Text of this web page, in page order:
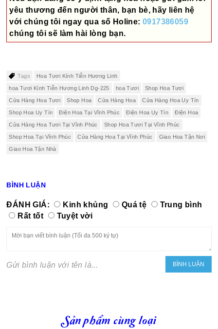
yêu thương đến người thân, bạn bè, hãy liên hệ
với chúng tôi ngay qua số Holine:0917386059
chúng tôi sẽ làm hài lòng bạn.
Tags Hoa Tươi Kính Tiễn Hương Linh
hoa Tươi Kính Tiễn Hương Linh Dg-225 hoa Tươi Shop Hoa Tươi
Cửa Hàng Hoa Tươi Shop Hoa Cửa Hàng Hoa Cửa Hàng Hoa Uy Tín
Shop Hoa Uy Tín Điện Hoa Tại Vĩnh Phúc Điện Hoa Uy Tín Điện Hoa
Cửa Hàng Hoa Tươi Tại Vĩnh Phúc Shop Hoa Tươi Tại Vĩnh Phúc
Shop Hoa Tại Vĩnh Phúc Cửa Hàng Hoa Tại Vĩnh Phúc Giao Hoa Tận Nơi
Giao Hoa Tận Nhà
BÌNH LUẬN
ĐÁNH GIÁ: Kinh khủng Quá tệ
Trung bình
Rất tốt
Tuyệt vời
Gửi bình luận với tên là...
Sản phẩm cùng loại